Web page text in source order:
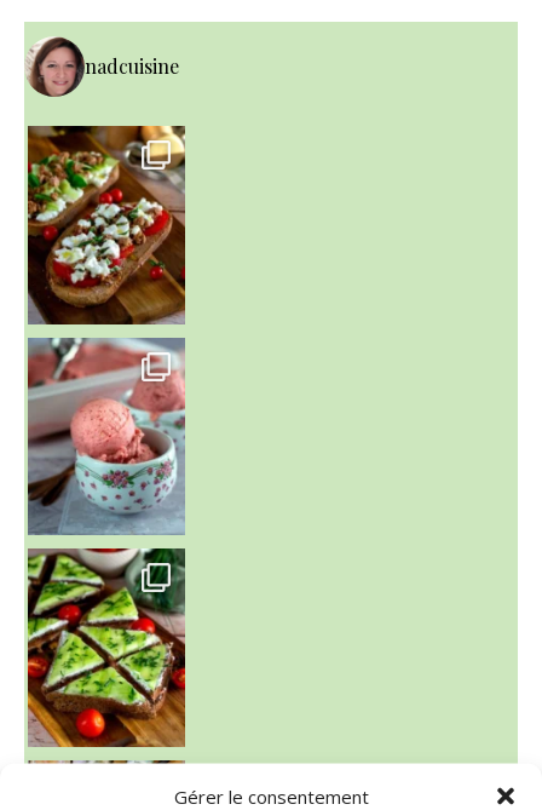
Gérer le consentement
nadcuisine
~ NICE CREAM À LA FRAISE ~
Presque un mois que